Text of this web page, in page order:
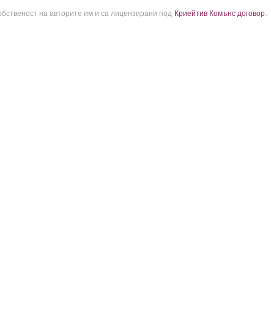
на авторите им и са лицензирани под Криейтив Комънс договор.